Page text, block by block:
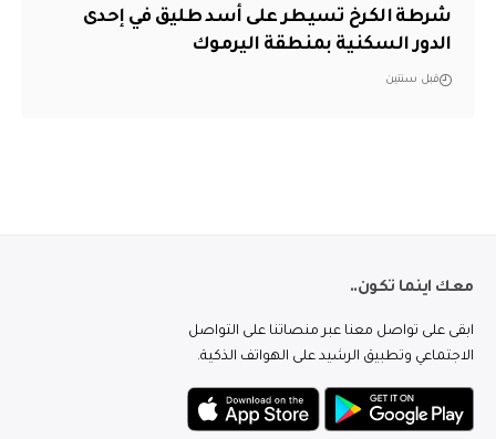
شرطة الكرخ تسيطر على أسد طليق في إحدى
الدور السكنية بمنطقة اليرموك
قبل سنتين
معك اينما تكون..
ابقى على تواصل معنا عبر منصاتنا على التواصل
الاجتماعي وتطبيق الرشيد على الهواتف الذكية.